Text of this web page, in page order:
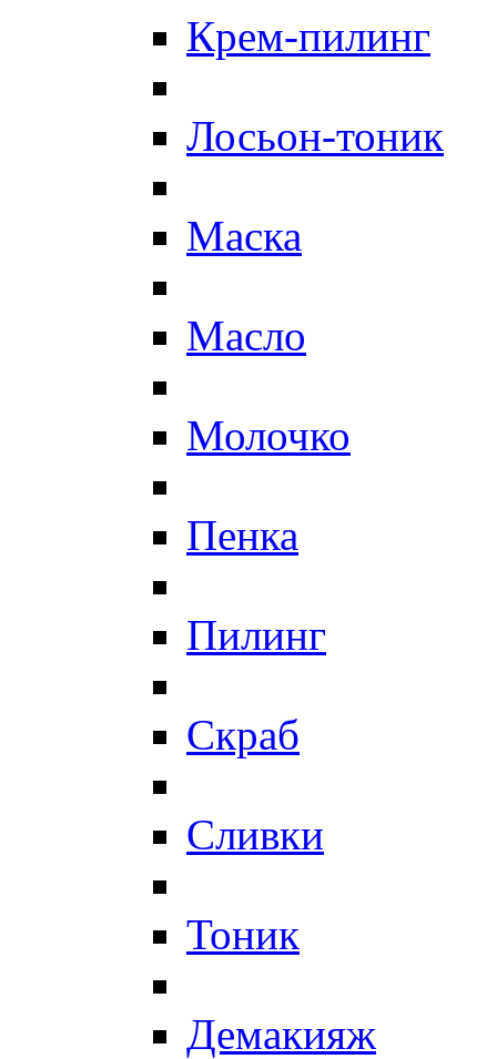
Крем-пилинг
Лосьон-тоник
Маска
Масло
Молочко
Пенка
Пилинг
Скраб
Сливки
Тоник
Демакияж